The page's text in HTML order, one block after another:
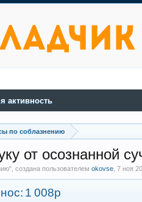
по соблазнению
от осознанной
создана пользователемokovse ,7 ноя
1 008р
активность